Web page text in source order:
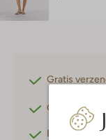
Gratis
Gratis
Betaal